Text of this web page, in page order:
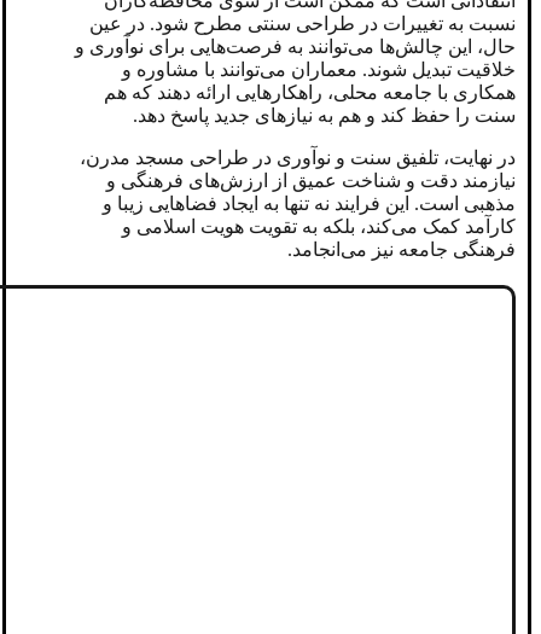
نسبت به تغییرات در طراحی سنتی مطرح شود. در عین
حال، این چالش‌ها می‌توانند به فرصت‌هایی برای نوآوری و
خلاقیت تبدیل شوند. معماران می‌توانند با مشاوره و
همکاری با جامعه محلی، راهکارهایی ارائه دهند که هم
سنت را حفظ کند و هم به نیازهای جدید پاسخ دهد.
در نهایت، تلفیق سنت و نوآوری در طراحی مسجد مدرن،
نیازمند دقت و شناخت عمیق از ارزش‌های فرهنگی و
مذهبی است. این فرایند نه تنها به ایجاد فضاهایی زیبا و
کارآمد کمک می‌کند، بلکه به تقویت هویت اسلامی و
فرهنگی جامعه نیز می‌انجامد.